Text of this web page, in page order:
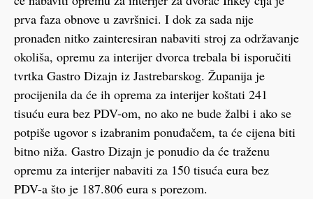
prva faza obnove u završnici. I dok za sada nije
pronađen nitko zainteresiran nabaviti stroj za održavanje
okoliša, opremu za interijer dvorca trebala bi isporučiti
tvrtka Gastro Dizajn iz Jastrebarskog. Županija je
procijenila da će ih oprema za interijer koštati 241
tisuću eura bez PDV-om, no ako ne bude žalbi i ako se
potpiše ugovor s izabranim ponuđačem, ta će cijena biti
bitno niža. Gastro Dizajn je ponudio da će traženu
opremu za interijer nabaviti za 150 tisuća eura bez
PDV-a što je 187.806 eura s porezom.